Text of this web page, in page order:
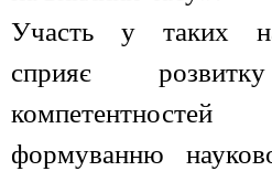
Участь у таких
сприяє
формуванню